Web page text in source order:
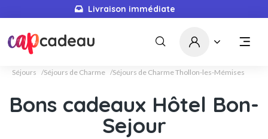
Livraison immédiate
Séjours Séjours de Charme Séjours de Charme Thollon-les-Mémises
Bons cadeaux Hôtel Bon-
Sejour